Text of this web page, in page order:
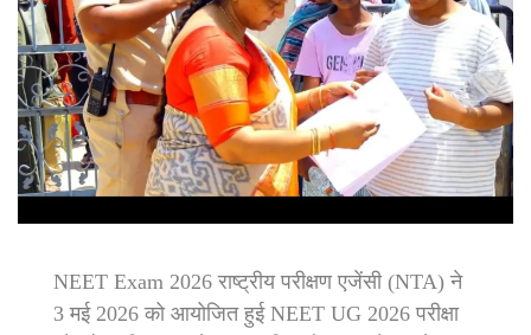
NEET Exam 2026 राष्ट्रीय परीक्षण एजेंसी (NTA) ने
3 मई 2026 को आयोजित हुई NEET UG 2026 परीक्षा